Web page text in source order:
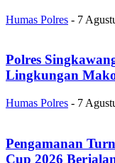
Humas Polres - 7
Polres
Lingkungan
Humas Polres - 7
Pengamanan
Cup 2026